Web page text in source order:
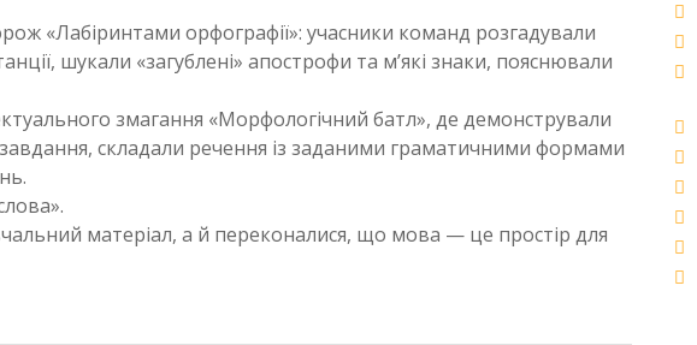
«Лабіринтами орфографії»: учасники команд розгадували
шукали «загублені» апострофи та м’які знаки, пояснювали
змагання «Морфологічний батл», де демонстрували
складали речення із заданими граматичними формами
матеріал, а й переконалися, що мова — це простір для